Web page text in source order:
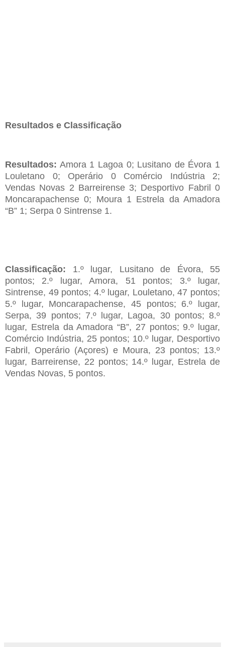
Resultados e Classificação
Resultados: Amora 1 Lagoa 0; Lusitano de Évora 1
Louletano 0; Operário 0 Comércio Indústria 2;
Vendas Novas 2 Barreirense 3; Desportivo Fabril 0
Moncarapachense 0; Moura 1 Estrela da Amadora
“B” 1; Serpa 0 Sintrense 1.
Classificação: 1.º lugar, Lusitano de Évora, 55
pontos; 2.º lugar, Amora, 51 pontos; 3.º lugar,
Sintrense, 49 pontos; 4.º lugar, Louletano, 47 pontos;
5.º lugar, Moncarapachense, 45 pontos; 6.º lugar,
Serpa, 39 pontos; 7.º lugar, Lagoa, 30 pontos; 8.º
lugar, Estrela da Amadora “B”, 27 pontos; 9.º lugar,
Comércio Indústria, 25 pontos; 10.º lugar, Desportivo
Fabril, Operário (Açores) e Moura, 23 pontos; 13.º
lugar, Barreirense, 22 pontos; 14.º lugar, Estrela de
Vendas Novas, 5 pontos.